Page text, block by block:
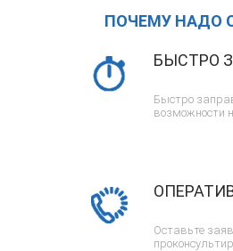
ПОЧЕМУ НАДО
БЫСТРО
Быстро
возможности
Оставьте